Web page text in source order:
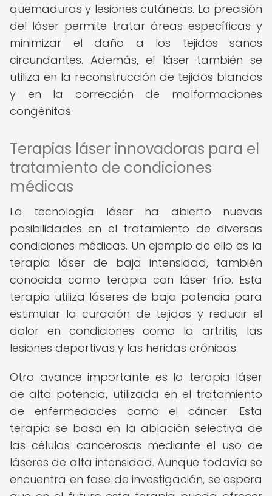
quemaduras y lesiones cutáneas. La precisión
del láser permite tratar áreas específicas y
minimizar el daño a los tejidos sanos
circundantes. Además, el láser también se
utiliza en la reconstrucción de tejidos blandos
y en la corrección de malformaciones
congénitas.
Terapias láser innovadoras para el
tratamiento de condiciones
médicas
La tecnología láser ha abierto nuevas
posibilidades en el tratamiento de diversas
condiciones médicas. Un ejemplo de ello es la
terapia láser de baja intensidad, también
conocida como terapia con láser frío. Esta
terapia utiliza láseres de baja potencia para
estimular la curación de tejidos y reducir el
dolor en condiciones como la artritis, las
lesiones deportivas y las heridas crónicas.
Otro avance importante es la terapia láser
de alta potencia, utilizada en el tratamiento
de enfermedades como el cáncer. Esta
terapia se basa en la ablación selectiva de
las células cancerosas mediante el uso de
láseres de alta intensidad. Aunque todavía se
encuentra en fase de investigación, se espera